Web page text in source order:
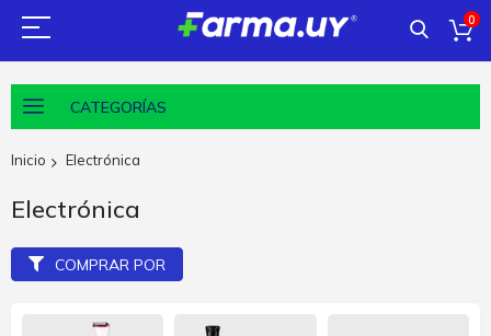
0
CATEGORÍAS
Inicio Electrónica
Electrónica
COMPRAR POR